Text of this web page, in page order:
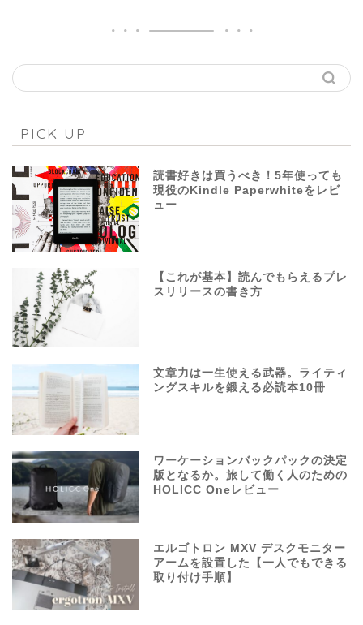
PICK UP
読書好きは買うべき！5年使っても
現役のKindle Paperwhiteをレビ
ュー
【これが基本】読んでもらえるプレ
スリリースの書き方
文章力は一生使える武器。ライティ
ングスキルを鍛える必読本10冊
ワーケーションバックパックの決定
版となるか。旅して働く人のための
HOLICC Oneレビュー
エルゴトロン MXV デスクモニター
アームを設置した【一人でもできる
取り付け手順】